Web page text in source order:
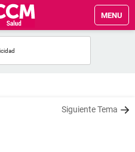
MENU
Siguiente Tema